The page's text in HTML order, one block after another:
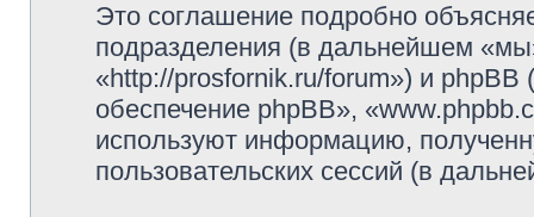
Это соглашение подробно
подразделения (в дальнейшем
«http://prosfornik.ru/forum») и
обеспечение phpBB»,
используют информацию,
пользовательских сессий (в